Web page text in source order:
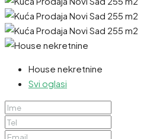
House nekretnine
Svi oglasi